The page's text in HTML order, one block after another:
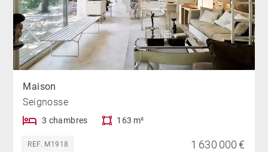
Maison
Seignosse
3 chambres 163 m²
REF. M1918 1 630 000 €